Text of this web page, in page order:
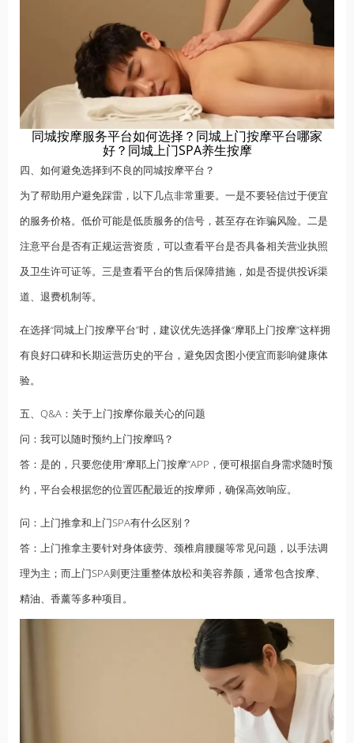
同城按摩服务平台如何选择？同城上门按摩平台哪家
好？同城上门SPA养生按摩
四、如何避免选择到不良的同城按摩平台？
为了帮助用户避免踩雷，以下几点非常重要。一是不要轻信过于便宜
的服务价格。低价可能是低质服务的信号，甚至存在诈骗风险。二是
注意平台是否有正规运营资质，可以查看平台是否具备相关营业执照
及卫生许可证等。三是查看平台的售后保障措施，如是否提供投诉渠
道、退费机制等。
在选择“同城上门按摩平台”时，建议优先选择像“摩耶上门按摩”这样拥
有良好口碑和长期运营历史的平台，避免因贪图小便宜而影响健康体
验。
五、Q&A：关于上门按摩你最关心的问题
问：我可以随时预约上门按摩吗？
答：是的，只要您使用“摩耶上门按摩”APP，便可根据自身需求随时预
约，平台会根据您的位置匹配最近的按摩师，确保高效响应。
问：上门推拿和上门SPA有什么区别？
答：上门推拿主要针对身体疲劳、颈椎肩腰腿等常见问题，以手法调
理为主；而上门SPA则更注重整体放松和美容养颜，通常包含按摩、
精油、香薰等多种项目。